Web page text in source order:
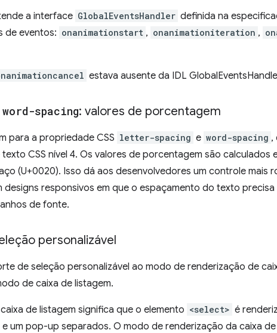
a interface GlobalEventsHandler definida na
de eventos: onanimationstart , onanimationiteration ,
estava ausente da IDL
word-spacing: valores de porcentagem
para a propriedade CSS letter-spacing e word-spacing ,
CSS nível 4. Os valores de porcentagem são calculados
(U+0020). Isso dá aos desenvolvedores um controle mais
responsivos em que o espaçamento do texto
de fonte.
personalizável
de seleção personalizável ao modo de renderização de
de caixa de listagem.
de listagem significa que o elemento <select> é
um pop-up separados. O modo de renderização da caixa